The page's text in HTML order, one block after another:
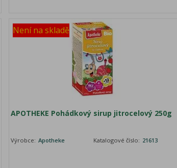
Není na skladě
APOTHEKE Pohádkový sirup jitrocelový 250g
Výrobce: Apotheke Katalogové číslo: 21613